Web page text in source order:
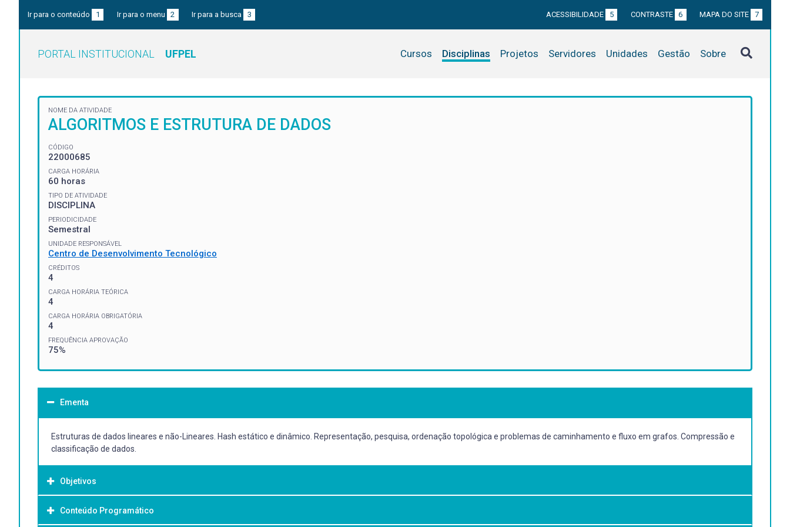
Ir para o conteúdo 1 Ir para o menu 2 Ir para a busca 3 ACESSIBILIDADE 5 CONTRASTE 6 MAPA DO SITE 7
PORTAL INSTITUCIONAL UFPEL Cursos Disciplinas Projetos Servidores Unidades Gestão Sobre
NOME DA ATIVIDADE
ALGORITMOS E ESTRUTURA DE DADOS
CÓDIGO
22000685
CARGA HORÁRIA
60 horas
TIPO DE ATIVIDADE
DISCIPLINA
PERIODICIDADE
Semestral
UNIDADE RESPONSÁVEL
Centro de Desenvolvimento Tecnológico
CRÉDITOS
4
CARGA HORÁRIA TEÓRICA
4
CARGA HORÁRIA OBRIGATÓRIA
4
FREQUÊNCIA APROVAÇÃO
75%
Ementa
Estruturas de dados lineares e não-Lineares. Hash estático e dinâmico. Representação, pesquisa, ordenação topológica e problemas de caminhamento e fluxo em grafos. Compressão e
classificação de dados.
Objetivos
Objetivo Geral:
Conteúdo Programático